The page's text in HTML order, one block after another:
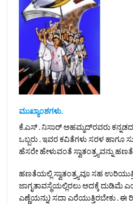
ಮುಖ್ಯಾಂಶಗಳು.
ಕೆ.ಎಸ್ . ನಿಸಾರ್ ಅಹಮ್ಮದ್‌ರವರು ಕನ್ನಡದ
ಒಬ್ಬರು . ಇವರ ಕವಿತೆಗಳು ಸರಳ ಹಾಗೂ
ಹೆಸರೇ ಹೇಳುವಂತೆ ಸ್ವಾತಂತ್ರ್ಯವನ್ನು
ಹಣತೆಯಲ್ಲಿ ಸ್ವಾತಂತ್ರ್ಯವೂ ಸಹ
ಜಾಗೃತಾವಸ್ಥೆಯಲ್ಲಿರಲು ಅದಕ್ಕೆ ದುಡಿಮೆ
ಎಣ್ಣೆಯನ್ನು) ಸದಾ ಎರೆಯುತ್ತಿರಬೇಕು . ಈ